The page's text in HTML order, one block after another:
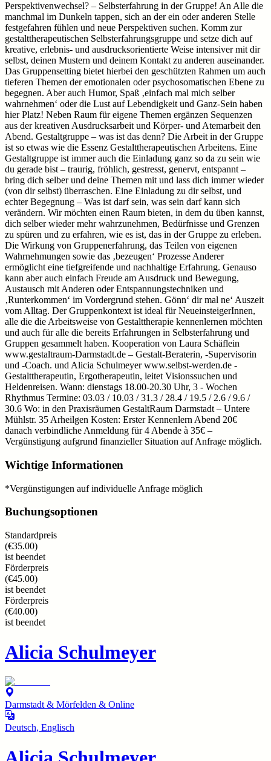
Perspektivenwechsel? – Selbsterfahrung in der Gruppe! An Alle die
manchmal im Dunkeln tappen, sich an der ein oder anderen Stelle
festgefahren fühlen und neue Perspektiven suchen. Komm zur
gestalttherapeutischen Selbsterfahrungsgruppe und setze dich auf
kreative, erlebnis- und ausdrucksorientierte Weise intensiver mit dir
selbst, deinen Mustern und deinem Kontakt zu anderen auseinander.
Das Gruppensetting bietet hierbei den geschützten Rahmen um auch
tieferen Themen der emotionalen oder psychosomatischen Ebene zu
begegnen. Aber auch Humor, Spaß ‚einfach mal mich selber
wahrnehmen‘ oder die Lust auf Lebendigkeit und Ganz-Sein haben
hier Platz! Neben Raum für eigene Themen ergänzen Sequenzen
aus der kreativen Ausdrucksarbeit und Körper- und Atemarbeit den
Abend. Gestaltgruppe – was ist das denn? Die Arbeit in der Gruppe
ist so etwas wie die Essenz Gestalttherapeutischen Arbeitens. Eine
Gestaltgruppe ist immer auch die Einladung ganz so da zu sein wie
du gerade bist – traurig, fröhlich, gestresst, genervt, entspannt –
bring dich selber und deine Themen mit und lass dich immer wieder
(von dir selbst) überraschen. Eine Einladung zu dir selbst, und
echter Begegnung – Was ist darf sein, was sein darf kann sich
verändern. Wir möchten einen Raum bieten, in dem du üben kannst,
dich selber wieder mehr wahrzunehmen, Bedürfnisse und Grenzen
zu spüren und zu erfahren, wie es ist, das in der Gruppe zu erleben.
Die Wirkung von Gruppenerfahrung, das Teilen von eigenen
Wahrnehmungen sowie das ‚bezeugen‘ Prozesse Anderer
ermöglicht eine tiefgreifende und nachhaltige Erfahrung. Genauso
kann aber auch einfach Freude am Ausdruck und Bewegung,
Austausch mit Anderen oder Entspannungstechniken und
‚Runterkommen‘ im Vordergrund stehen. Gönn‘ dir mal ne‘ Auszeit
vom Alltag. Der Gruppenkontext ist ideal für NeueinsteigerInnen,
alle die die Arbeitsweise von Gestalttherapie kennenlernen möchten
und auch für alle die bereits Erfahrungen in Selbsterfahrung und
Gruppen gesammelt haben. Kooperation von Laura Schäflein
www.gestaltraum-Darmstadt.de – Gestalt-Beraterin, -Supervisorin
und -Coach. und Alicia Schulmeyer www.selbst-werden.de -
Gestalttherapeutin, Ergotherapeutin, leitet Visionssuchen und
Heldenreisen. Wann: dienstags 18.00-20.30 Uhr, 3 - Wochen
Rhythmus Termine: 03.03 / 10.03 / 31.3 / 28.4 / 19.5 / 2.6 / 9.6 /
30.6 Wo: in den Praxisräumen GestaltRaum Darmstadt – Untere
Mühlstr. 35 Arheilgen Kosten: Erster Kennenlern Abend 20€
danach verbindliche Anmeldung für 4 Abende à 35€ –
Vergünstigung aufgrund finanzieller Situation auf Anfrage möglich.
Wichtige Informationen
*Vergünstigungen auf individuelle Anfrage möglich
Buchungsoptionen
Standardpreis
(€35.00)
ist beendet
Förderpreis
(€45.00)
ist beendet
Förderpreis
(€40.00)
ist beendet
Alicia Schulmeyer
Darmstadt & Mörfelden & Online
Deutsch, Englisch